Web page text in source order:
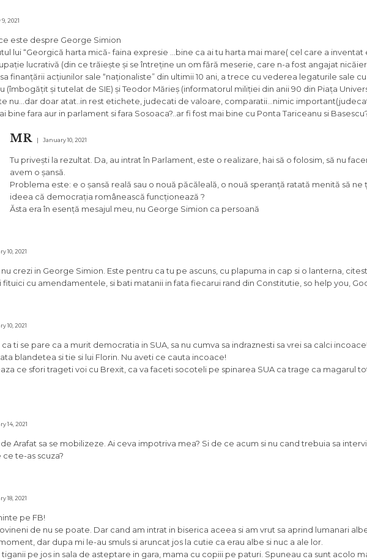
2021
este despre George Simion
lui “Georgică harta mică- faina expresie …bine ca ai tu harta mai mare( cel care a inventat
lucrativă (din ce trăiește și se întreține un om fără meserie, care n-a fost angajat
finanțării acțiunilor sale “naționaliste” din ultimii 10 ani, a trece cu vederea legaturile sale
(îmbogățit și tutelat de SIE) și Teodor Mărieș (informatorul miliției din anii 90 din Piața
nu…dar doar atat..in rest etichete, judecati de valoare, comparatii…nimic
bine fara aur in parlament si fara Sosoaca?..ar fi fost mai bine cu Ponta Tariceanu si
MR January 10, 2021
Tu privești la rezultat. Da, au intrat în Parlament, este o realizare, hai să o folosim, să nu
avem o șansă.
Problema este: e o șansă reală sau o nouă păcăleală, o nouă speranță ratată menită să ne
ideea că democrația românească funcționează ?
Ăsta era în esență mesajul meu, nu George Simion ca persoană
10, 2021
crezi in George Simion. Este pentru ca tu pe ascuns, cu plapuma in cap si o lanterna,
fituici cu amendamentele, si bati matanii in fata fiecarui rand din Constitutie, so help you,
10, 2021
ti se pare ca a murit democratia in SUA, sa nu cumva sa indraznesti sa vrei sa calci incoace!
blandetea si tie si lui Florin. Nu aveti ce cauta incoace!
ce sfori trageti voi cu Brexit, ca va faceti socoteli pe spinarea SUA ca trage ca magarul
14, 2021
Arafat sa se mobilizeze. Ai ceva impotriva mea? Si de ce acum si nu cand trebuia sa
ce te-as scuza?
18, 2021
pe FB!
de nu se poate. Dar cand am intrat in biserica aceea si am vrut sa aprind lumanari
dar dupa mi le-au smuls si aruncat jos la cutie ca erau albe si nuc a ale lor.
pe jos in sala de asteptare in gara, mama cu copiii pe paturi. Spuneau ca sunt acolo